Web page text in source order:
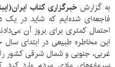
به گزارش خبرگزاری کتاب
فاجعه‌ای شده‌ایم که شاید در یک
احتمال کمتری برای بروز آن
این مخاطره طبیعی در ابتدای
غربی، جنوبی و شمال شرقی کشور را